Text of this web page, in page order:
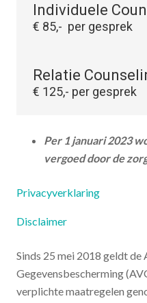
Individuele
€ 85,- per gesprek
Relatie
€ 125,- per gesprek
Per 1 januari 2023
vergoed door de
Privacyverklaring
Disclaimer
Sinds 25 mei 2018 geldt de
Gegevensbescherming
verplichte maatregelen